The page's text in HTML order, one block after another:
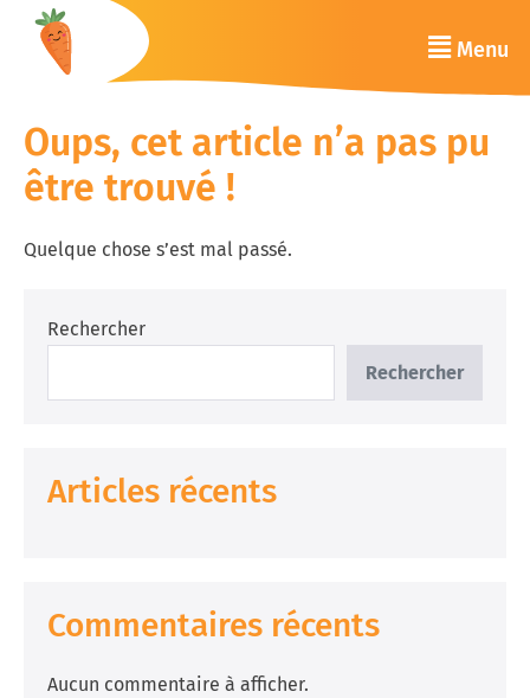
Oups, cet article n’a pas pu
être trouvé !
Quelque chose s’est mal passé.
Rechercher
Rechercher
Articles récents
Commentaires récents
Aucun commentaire à afficher.